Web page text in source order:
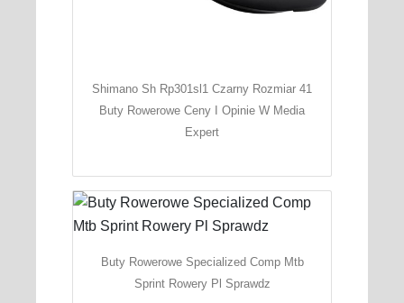
Shimano Sh Rp301sl1 Czarny Rozmiar 41
Buty Rowerowe Ceny I Opinie W Media
Expert
Buty Rowerowe Specialized Comp Mtb
Sprint Rowery Pl Sprawdz